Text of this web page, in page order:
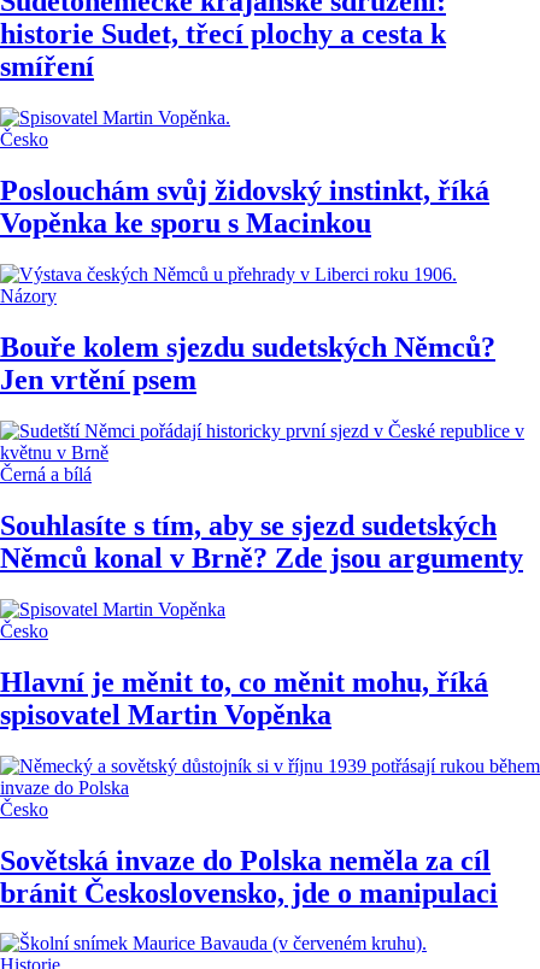
historie Sudet, třecí plochy a cesta k
smíření
Česko
Poslouchám svůj židovský instinkt, říká
Vopěnka ke sporu s Macinkou
Názory
Bouře kolem sjezdu sudetských Němců?
Jen vrtění psem
Černá a bílá
Souhlasíte s tím, aby se sjezd sudetských
Němců konal v Brně? Zde jsou argumenty
Česko
Hlavní je měnit to, co měnit mohu, říká
spisovatel Martin Vopěnka
Česko
Sovětská invaze do Polska neměla za cíl
bránit Československo, jde o manipulaci